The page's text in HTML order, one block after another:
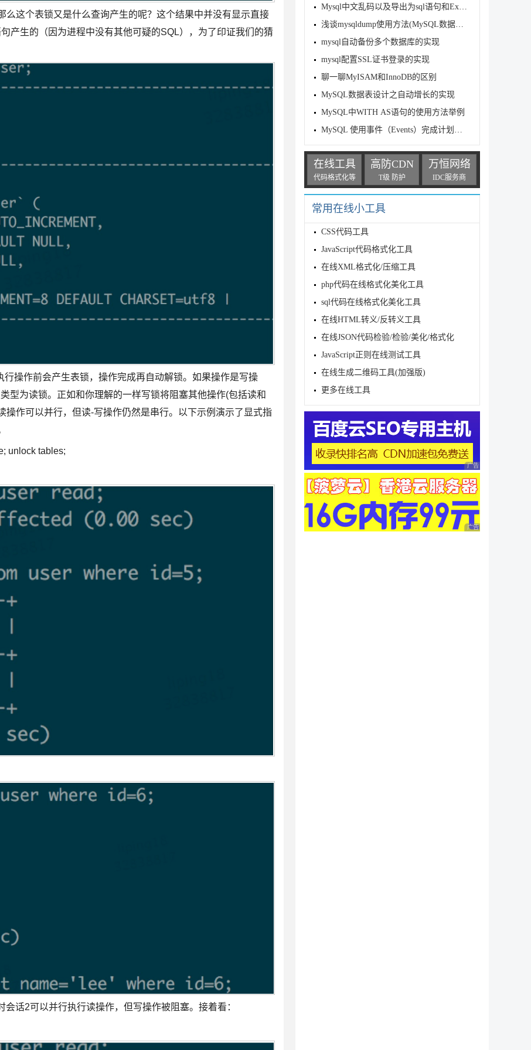
么这个表锁又是什么查询产生的呢？这个结果中并没有显示直接
产生的（因为进程中没有其他可疑的SQL），为了印证我们的猜
操作前会产生表锁，操作完成再自动解锁。如果操作是写操
型为读锁。正如和你理解的一样写锁将阻塞其他操作(包括读和
操作可以并行，但读-写操作仍然是串行。以下示例演示了显式指
unlock tables;
话2可以并行执行读操作，但写操作被阻塞。接着看：
Mysql中文乱码以及导出为sql语句和Excel问题解决方法[图文]
浅谈mysqldump使用方法(MySQL数据库的备份与恢复)
mysql自动备份多个数据库的实现
mysql配置SSL证书登录的实现
聊一聊MyISAM和InnoDB的区别
MySQL数据表设计之自动增长的实现
MySQL中WITH AS语句的使用方法举例
MySQL 使用事件（Events）完成计划任务
在线工具
代码格式化等
高防CDN
T级 防护
万恒网络
IDC服务商
常用在线小工具
CSS代码工具
JavaScript代码格式化工具
在线XML格式化/压缩工具
php代码在线格式化美化工具
sql代码在线格式化美化工具
在线HTML转义/反转义工具
在线JSON代码检验/检验/美化/格式化
JavaScript正则在线测试工具
在线生成二维码工具(加强版)
更多在线工具
广告 商业广告，理性
广告 商业广告，理性